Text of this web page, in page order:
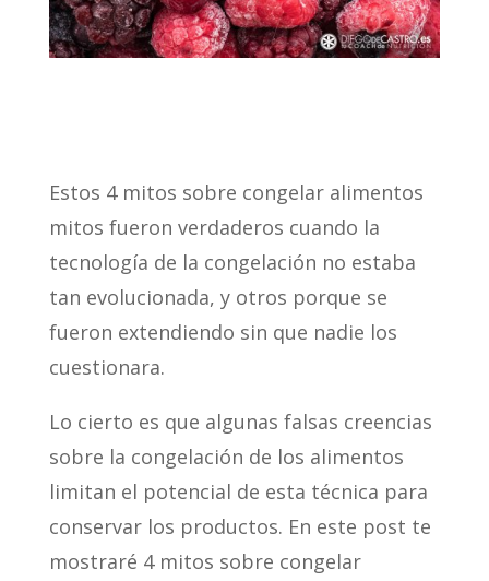
Estos 4 mitos sobre congelar alimentos
mitos fueron verdaderos cuando la
tecnología de la congelación no estaba
tan evolucionada, y otros porque se
fueron extendiendo sin que nadie los
cuestionara.
Lo cierto es que algunas falsas creencias
sobre la congelación de los alimentos
limitan el potencial de esta técnica para
conservar los productos. En este post te
mostraré 4 mitos sobre congelar